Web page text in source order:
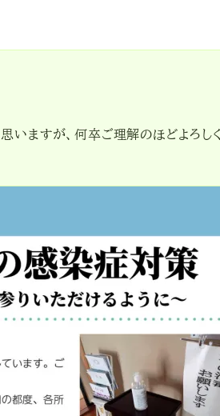
いますが、何卒ご理解のほどよろし